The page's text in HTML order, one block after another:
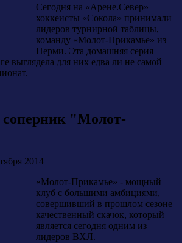
Сегодня на «Арене.Север»
хоккеисты «Сокола» принимали
лидеров турнирной таблицы,
команду «Молот-Прикамье» из
Перми. Эта домашняя серия
выглядела для них едва ли не самой
"Молот-
2014
«Молот-Прикамье» - мощный
клуб с большими амбициями,
совершивший в прошлом сезоне
качественный скачок, который
является сегодня одним из
лидеров ВХЛ.